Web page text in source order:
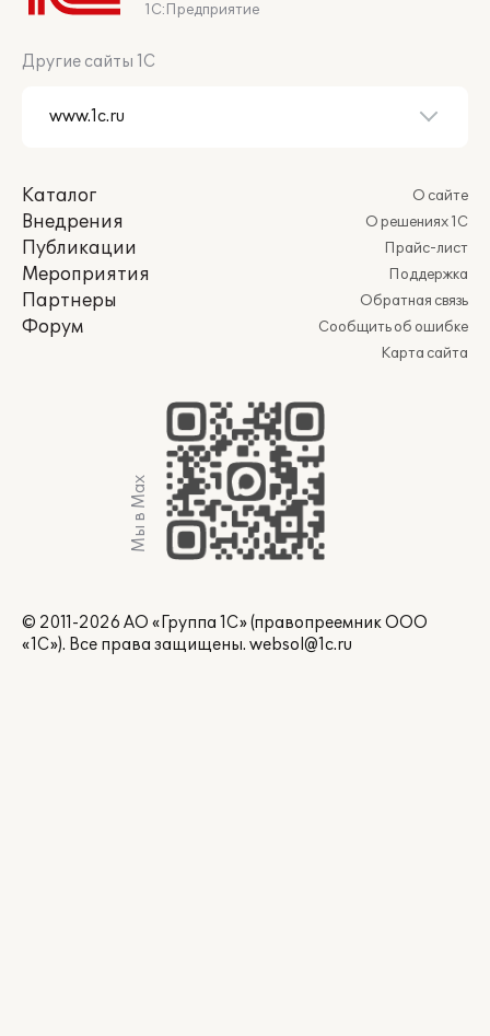
1С:Предприятие
Другие сайты 1С
Каталог
Внедрения
Публикации
Мероприятия
Партнеры
Форум
О сайте
О решениях 1С
Прайс-лист
Поддержка
Обратная связь
Сообщить об ошибке
Карта сайта
Мы в Max
© 2011-2026 АО «Группа 1С» (правопреемник ООО
«1С»). Все права защищены. websol@1c.ru